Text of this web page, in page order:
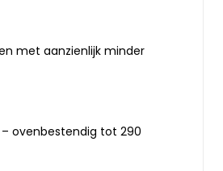
met aanzienlijk minder
ovenbestendig tot 290